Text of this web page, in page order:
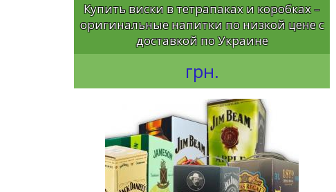
Купить виски в тетрапаках и коробках –
оригинальные напитки по низкой цене с
доставкой по Украине
грн.